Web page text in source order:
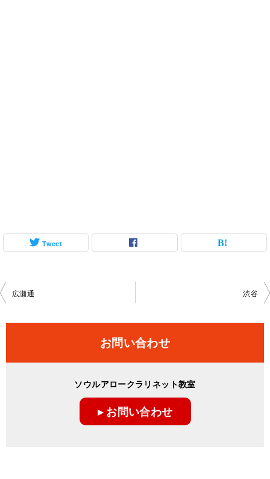
Tweet
投
ビ
広瀬通 渋谷
お問い合わせ
ソウルアロークラリネット教室
▸ お問い合わせ